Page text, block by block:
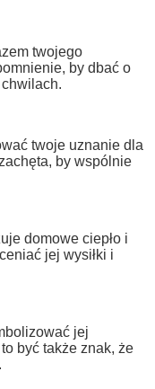
twojego
by dbać o
twoje uznanie dla
by wspólnie
domowe ciepło i
jej wysiłki i
jej
być także znak, że